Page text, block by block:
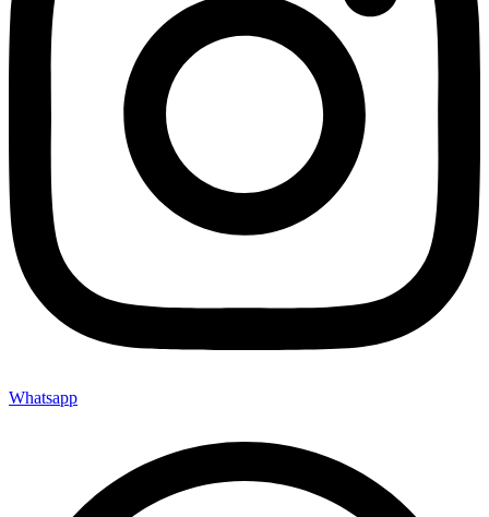
Whatsapp